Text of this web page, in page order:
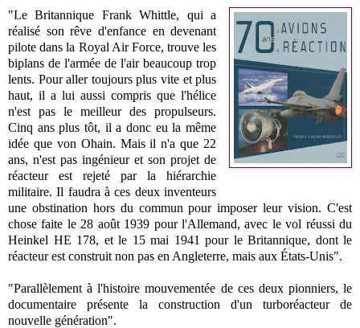
"Le Britannique Frank Whittle, qui a
réalisé son rêve d'enfance en devenant
pilote dans la Royal Air Force, trouve les
biplans de l'armée de l'air beaucoup trop
lents. Pour aller toujours plus vite et plus
haut, il a lui aussi compris que l'hélice
n'est pas le meilleur des propulseurs.
Cinq ans plus tôt, il a donc eu la même
idée que von Ohain. Mais il n'a que 22
ans, n'est pas ingénieur et son projet de
réacteur est rejeté par la hiérarchie
militaire. Il faudra à ces deux inventeurs
une obstination hors du commun pour imposer leur vision. C'est
chose faite le 28 août 1939 pour l'Allemand, avec le vol réussi du
Heinkel HE 178, et le 15 mai 1941 pour le Britannique, dont le
réacteur est construit non pas en Angleterre, mais aux États-Unis".
"Parallèlement à l'histoire mouvementée de ces deux pionniers, le
documentaire présente la construction d'un turboréacteur de
nouvelle génération".